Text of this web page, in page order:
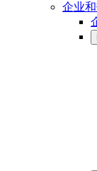
企业